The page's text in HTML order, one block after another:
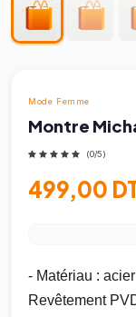
Mode Femme
Montre
(0/5)
499,00
- Matériau :
Revêtement